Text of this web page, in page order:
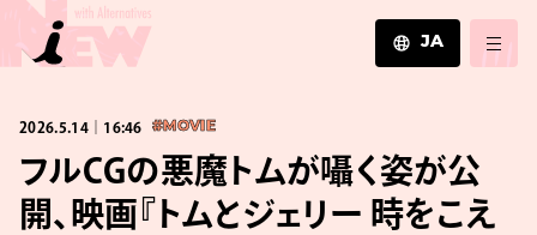
JA
ZH
2026.5.14｜16:46 #MOVIE
フルCGの悪魔トムが囁く姿が公
開、映画『トムとジェリー 時をこえ